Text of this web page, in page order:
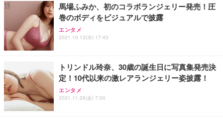
馬場ふみか、初のコラボランジェリー発売！圧
巻のボディをビジュアルで披露
エンタメ
2021.10.13(水) 17:43
トリンドル玲奈、30歳の誕生日に写真集発売決
定！10代以来の激レアランジェリー姿披露！
エンタメ
2021.11.26(金) 7:00